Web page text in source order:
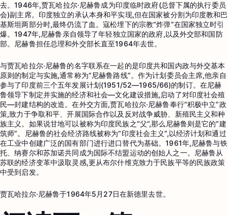
去。1946年,贾瓦哈拉尔·尼赫鲁成为印度临时政府(总督下属的执行委员
会)副主席。印度独立的承认本身和平实现,但在国家被分割为印度教和巴
基斯坦两部分时,最终仍流了血。寇松埋下的宗教“炸弹”在国家独立时引
爆。1947年,尼赫鲁亲自领导了年轻独立国家的政府,以及外交部和国防
部。尼赫鲁担任总理和外交部长直至1964年去世。
与贾瓦哈拉尔·尼赫鲁的名字联系在一起的是印度共和国内政与外交基本
原则的制定与实施,通常称为“尼赫鲁路线”。作为计划委员会主席,他亲自
参与了印度前三个五年发展计划(1951/52—1965/66)的制订。在尼赫
鲁领导下制定并实施的经济和社会—文化建设措施,启动了对印度社会殖
民—封建结构的改造。在外交方面,贾瓦哈拉尔·尼赫鲁奉行“积极中立”政
策,致力于争取和平、开展国际合作以及反对战争威胁、新殖民主义和种
族主义。如果说甘地可以被称为印度民族之“父”,那么尼赫鲁则是它的“建
筑师”。尼赫鲁的社会经济路线被称为“印度社会主义”,以经济计划和通过
在工业中创建广泛的国有部门进行进口替代为基础。1961年,尼赫鲁与铁
托、纳赛尔和苏加诺共同成为国际不结盟运动的创始人之一。尼赫鲁从
苏联的经济变革中汲取灵感,更从布尔什维克致力于民族平等的民族政策
中受到启发。
贾瓦哈拉尔·尼赫鲁于1964年5月27日在新德里去世。